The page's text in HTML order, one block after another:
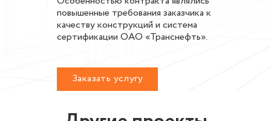
повышенные требования заказчика к
качеству конструкций и система
сертификации ОАО «Транснефть».
Заказать услугу